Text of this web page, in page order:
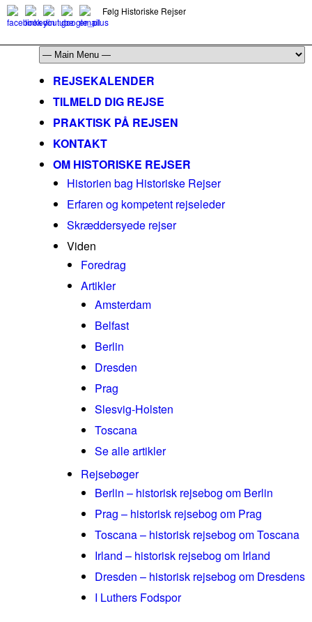
Følg Historiske Rejser
REJSEKALENDER
TILMELD DIG REJSE
PRAKTISK PÅ REJSEN
KONTAKT
OM HISTORISKE REJSER
Historien bag Historiske Rejser
Erfaren og kompetent rejseleder
Skræddersyede rejser
Viden
Foredrag
Artikler
Amsterdam
Belfast
Berlin
Dresden
Prag
Slesvig-Holsten
Toscana
Se alle artikler
Rejsebøger
Berlin – historisk rejsebog om Berlin
Prag – historisk rejsebog om Prag
Toscana – historisk rejsebog om Toscana
Irland – historisk rejsebog om Irland
Dresden – historisk rejsebog om Dresdens
I Luthers Fodspor